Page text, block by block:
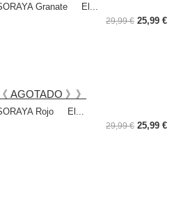
Granate El...
29,99 € 25,99 €
AGOTADO 》》
Rojo El...
29,99 € 25,99 €